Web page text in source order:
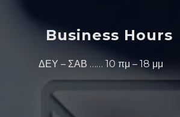
Business Hours
ΔΕΥ – ΣΑΒ …… 10 πμ – 18 μμ